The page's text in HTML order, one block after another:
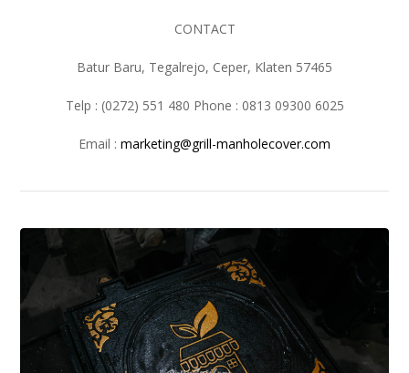
CONTACT
Batur Baru, Tegalrejo, Ceper, Klaten 57465
Telp : (0272) 551 480 Phone : 0813 09300 6025
Email : marketing@grill-manholecover.com